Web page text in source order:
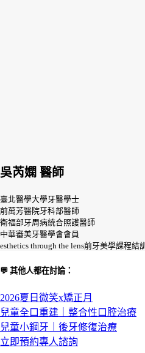
吳芮嫻 醫師
臺北醫學大學牙醫學士
前萬芳醫院牙科部醫師
衛福部牙周病統合照護醫師
中華審美牙醫學會會員
esthetics through the lens前牙美學課程結訓
💬 其他人都在討論：
2026夏日微笑x矯正月
兒童全口重建｜整合性口腔治療
兒童小鋼牙｜後牙修復治療
立即預約專人諮詢